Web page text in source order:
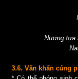
Nương tựa
3.6. Văn khấn cúng